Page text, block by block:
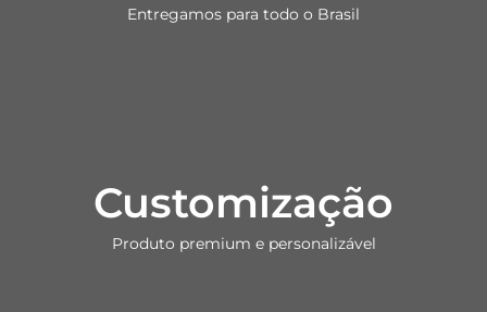
Entregamos para todo o Brasil
Customização
Produto premium e personalizável